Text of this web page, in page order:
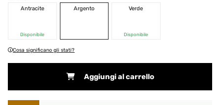
Antracite
Disponibile
Argento Verde
Disponibile
Cosa significano gli stati?
Aggiungi al carrello